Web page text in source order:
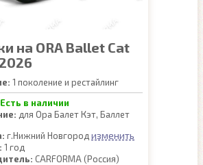
на ORA Ballet Cat
1 поколение и рестайлинг
Есть в наличии
для Ора Балет Кэт, Баллет
г.Нижний Новгород изменить
1 год
CARFORMA (Россия)